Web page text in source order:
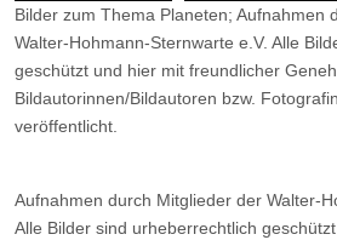
Bilder zum Thema Planeten; Aufnahmen
Walter-Hohmann-Sternwarte e.V. Alle
geschützt und hier mit freundlicher
Bildautorinnen/Bildautoren bzw.
veröffentlicht.
Aufnahmen durch Mitglieder der Walter-
Alle Bilder sind urheberrechtlich